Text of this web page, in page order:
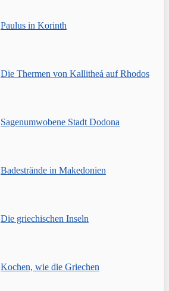
Paulus in Korinth
Die Thermen von Kallitheá auf Rhodos
Sagenumwobene Stadt Dodona
Badestrände in Makedonien
Die griechischen Inseln
Kochen, wie die Griechen